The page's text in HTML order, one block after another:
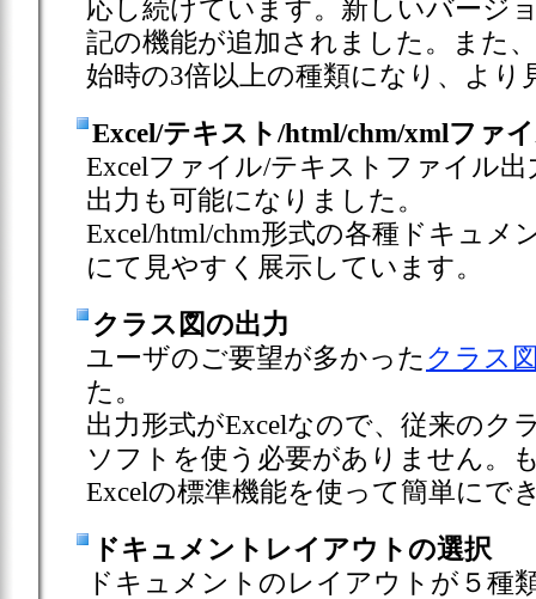
応し続けています。新しいバージ
記の機能が追加されました。また
始時の3倍以上の種類になり、よ
Excel/テキスト/html/chm/xmlファ
Excelファイル/テキストファイル
出力も可能になりました。
Excel/html/chm形式の各種ドキュメ
にて見やすく展示しています。
クラス図の出力
ユーザのご要望が多かった クラス
た。
出力形式がExcelなので、従来のク
ソフトを使う必要がありません。
Excelの標準機能を使って簡単にで
ドキュメントレイアウトの選択
ドキュメントのレイアウトが５種